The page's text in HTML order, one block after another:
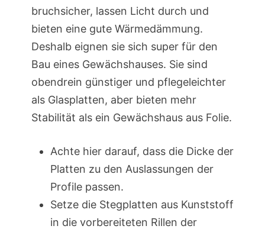
bruchsicher, lassen Licht durch und
bieten eine gute Wärmedämmung.
Deshalb eignen sie sich super für den
Bau eines Gewächshauses. Sie sind
obendrein günstiger und pflegeleichter
als Glasplatten, aber bieten mehr
Stabilität als ein Gewächshaus aus Folie.
Achte hier darauf, dass die Dicke der
Platten zu den Auslassungen der
Profile passen.
Setze die Stegplatten aus Kunststoff
in die vorbereiteten Rillen der